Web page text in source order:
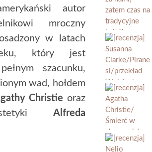
autor
mroczny
w latach
który jest
szacunku,
wad, hołdem
Christie oraz
Alfreda